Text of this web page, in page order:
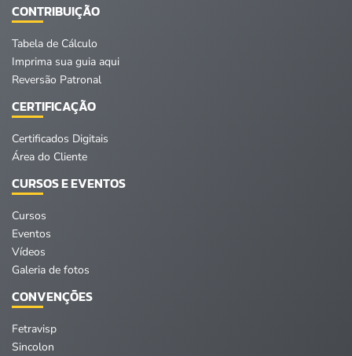
CONTRIBUIÇÃO
Tabela de Cálculo
Imprima sua guia aqui
Reversão Patronal
CERTIFICAÇÃO
Certificados Digitais
Área do Cliente
CURSOS E EVENTOS
Cursos
Eventos
Vídeos
Galeria de fotos
CONVENÇÕES
Fetravisp
Sincolon